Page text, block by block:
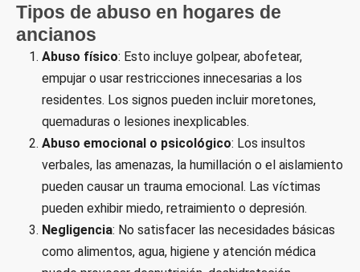
Tipos de abuso en hogares de
ancianos
Abuso físico: Esto incluye golpear, abofetear,
empujar o usar restricciones innecesarias a los
residentes. Los signos pueden incluir moretones,
quemaduras o lesiones inexplicables.
Abuso emocional o psicológico: Los insultos
verbales, las amenazas, la humillación o el aislamiento
pueden causar un trauma emocional. Las víctimas
pueden exhibir miedo, retraimiento o depresión.
Negligencia: No satisfacer las necesidades básicas
como alimentos, agua, higiene y atención médica